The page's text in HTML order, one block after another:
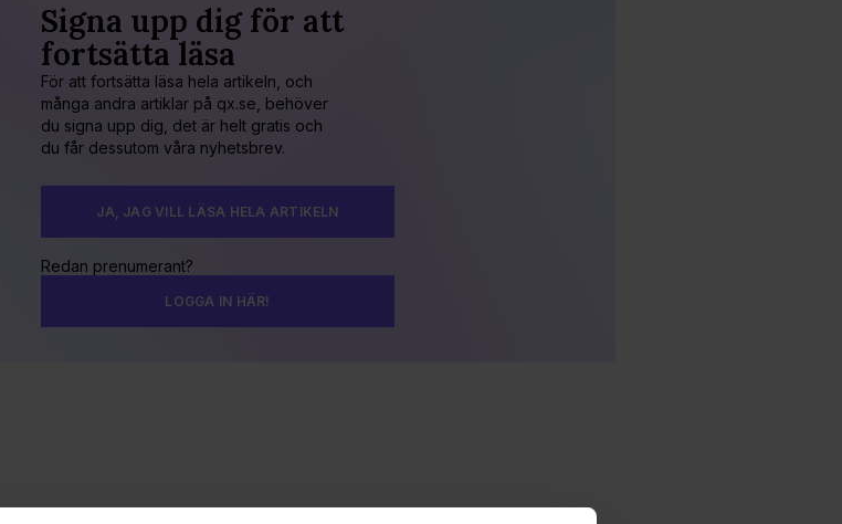
Signa upp dig för att
fortsätta läsa
För att fortsätta läsa hela artikeln, och
många andra artiklar på qx.se, behöver
du signa upp dig, det är helt gratis och
du får dessutom våra nyhetsbrev.
JA, JAG VILL LÄSA HELA ARTIKELN
Redan prenumerant?
LOGGA IN HÄR!